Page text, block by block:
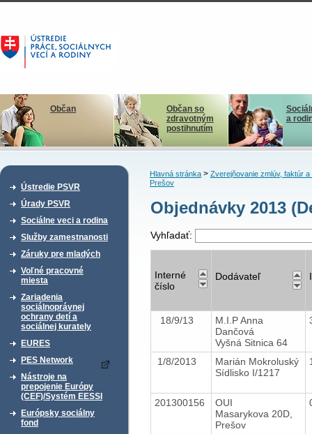
Občan
Občan so
zdravotným
postihnutím
a
Ústredie PSVR
Úrady PSVR
Sociálne veci a rodina
Služby zamestnanosti
Záruky pre mladých
Voľné pracovné
miesta
Zariadenia
sociálnoprávnej
ochrany detí a
sociálnej kurately
EURES
PES Network
Nástroje na
prepojenie Európy
(CEF)/Systém EESSI
Európsky sociálny
fond
Hlavná stránka> Zverejňovanie zmlúv, faktúr a
Prešov
Objednávky 2013
Vyhľadať:
Interné
číslo
Dodávateľ
18/9/13
M.I.P Anna
Dančová
Vyšná Sitnica 64
1/8/2013
Marián Mokroluský
Sídlisko I/1217
201300156
OUI
Masarykova 20D,
Prešov